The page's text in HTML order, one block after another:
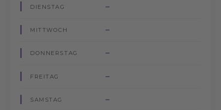
DIENSTAG –
MITTWOCH –
DONNERSTAG –
FREITAG –
SAMSTAG –